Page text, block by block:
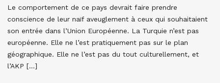
Le comportement de ce pays devrait faire prendre
conscience de leur naïf aveuglement à ceux qui souhaitaient
son entrée dans l’Union Européenne. La Turquie n’est pas
européenne. Elle ne l’est pratiquement pas sur le plan
géographique. Elle ne l’est pas du tout culturellement, et
l’AKP […]